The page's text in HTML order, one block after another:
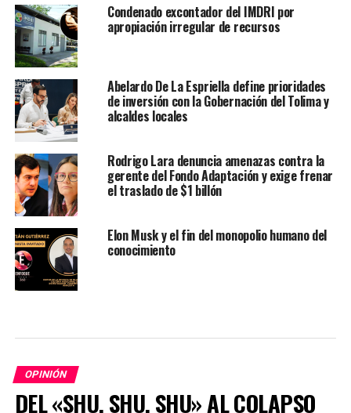
Condenado excontador del IMDRI por
apropiación irregular de recursos
Abelardo De La Espriella define prioridades
de inversión con la Gobernación del Tolima y
alcaldes locales
Rodrigo Lara denuncia amenazas contra la
gerente del Fondo Adaptación y exige frenar
el traslado de $1 billón
Elon Musk y el fin del monopolio humano del
conocimiento
OPINIÓN
DEL «SHU, SHU, SHU» AL COLAPSO